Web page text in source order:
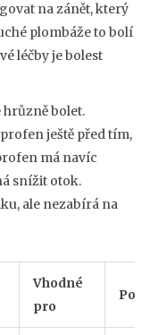
na zánět, který
plombáže to bolí
léčby je bolest
hrůzně bolet.
ještě před tím,
má navíc
snížit otok.
ale nezabírá na
Vhodné
pro
Pozor